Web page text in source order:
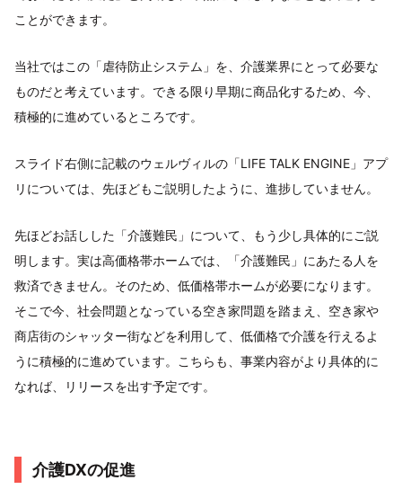
ことができます。
当社ではこの「虐待防止システム」を、介護業界にとって必要な
ものだと考えています。できる限り早期に商品化するため、今、
積極的に進めているところです。
スライド右側に記載のウェルヴィルの「LIFE TALK ENGINE」アプ
リについては、先ほどもご説明したように、進捗していません。
先ほどお話しした「介護難民」について、もう少し具体的にご説
明します。実は高価格帯ホームでは、「介護難民」にあたる人を
救済できません。そのため、低価格帯ホームが必要になります。
そこで今、社会問題となっている空き家問題を踏まえ、空き家や
商店街のシャッター街などを利用して、低価格で介護を行えるよ
うに積極的に進めています。こちらも、事業内容がより具体的に
なれば、リリースを出す予定です。
介護DXの促進